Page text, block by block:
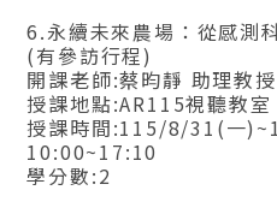
6.永續未來農場：從感測
(有參訪行程)
開課老師:蔡昀靜 助理教授
授課地點:AR115視聽教室
授課時間:115/8/31(一
10:00~17:10
學分數:2